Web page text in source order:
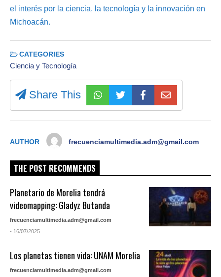
el interés por la ciencia, la tecnología y la innovación en
Michoacán.
CATEGORIES
Ciencia y Tecnología
Share This
AUTHOR frecuenciamultimedia.adm@gmail.com
THE POST RECOMMENDS
Planetario de Morelia tendrá
videomapping: Gladyz Butanda
frecuenciamultimedia.adm@gmail.com
- 16/07/2025
Los planetas tienen vida: UNAM Morelia
frecuenciamultimedia.adm@gmail.com